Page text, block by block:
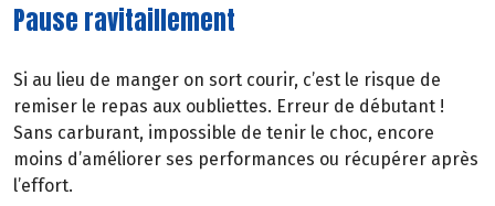
Pause ravitaillement
Si au lieu de manger on sort courir, c’est le risque de
remiser le repas aux oubliettes. Erreur de débutant !
Sans carburant, impossible de tenir le choc, encore
moins d’améliorer ses performances ou récupérer après
l’effort.